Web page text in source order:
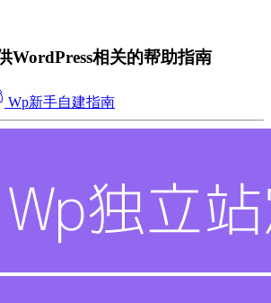
WordPress相关的帮助指南
Wp新手自建指南